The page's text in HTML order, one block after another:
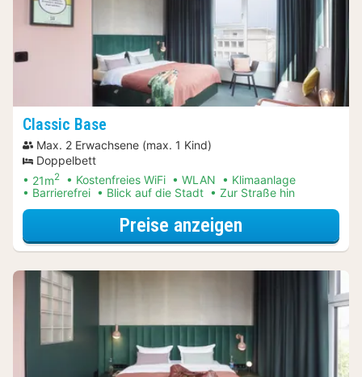
Classic Base
Max. 2 Erwachsene (max. 1 Kind)
Doppelbett
21m2 Kostenfreies WiFi WLAN
Klimaanlage
Barrierefrei
Blick auf die Stadt Zur Straße hin
Preise anzeigen